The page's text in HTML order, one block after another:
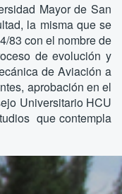
Mayor de San
la misma que se
83 con el nombre de
de evolución y
de Aviación a
aprobación en el
Universitario HCU
que contempla